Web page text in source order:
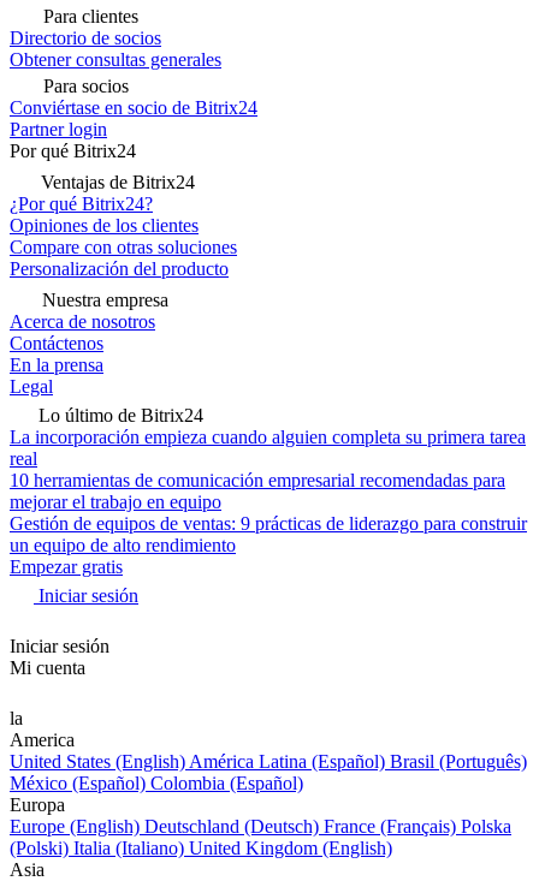
Para clientes
Directorio de socios
Obtener consultas generales
Para socios
Conviértase en socio de Bitrix24
Partner login
Por qué Bitrix24
Ventajas de Bitrix24
¿Por qué Bitrix24?
Opiniones de los clientes
Compare con otras soluciones
Personalización del producto
Nuestra empresa
Acerca de nosotros
Contáctenos
En la prensa
Legal
Lo último de Bitrix24
La incorporación empieza cuando alguien completa su primera tarea
real
10 herramientas de comunicación empresarial recomendadas para
mejorar el trabajo en equipo
Gestión de equipos de ventas: 9 prácticas de liderazgo para construir
un equipo de alto rendimiento
Empezar gratis
Iniciar sesión
Iniciar sesión
Mi cuenta
la
America
United States (English) América Latina (Español) Brasil (Português)
México (Español) Colombia (Español)
Europa
Europe (English) Deutschland (Deutsch) France (Français) Polska
(Polski) Italia (Italiano) United Kingdom (English)
Asia